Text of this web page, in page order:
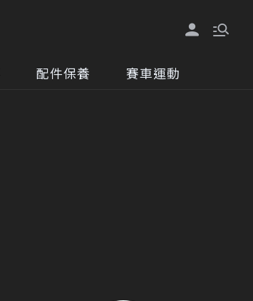
配件保養 賽車運動